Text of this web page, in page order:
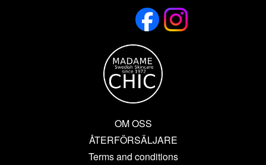
OM OSS
ÅTERFÖRSÄLJARE
Terms and conditions